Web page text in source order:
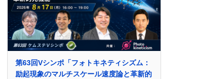
第63回Vシンポ「フォトキネティシズム：
励起現象のマルチスケール速度論と革新的